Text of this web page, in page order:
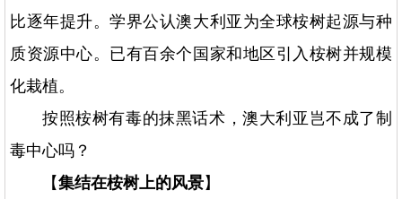
比逐年提升。学界公认澳大利亚为全球桉树起源与种
质资源中心。已有百余个国家和地区引入桉树并规模
化栽植。
按照桉树有毒的抹黑话术，澳大利亚岂不成了制
毒中心吗？
【集结在桉树上的风景】